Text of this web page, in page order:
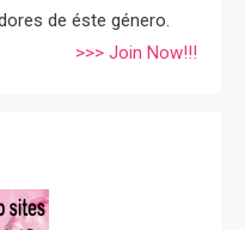
de éste género.
>>> Join Now!!!